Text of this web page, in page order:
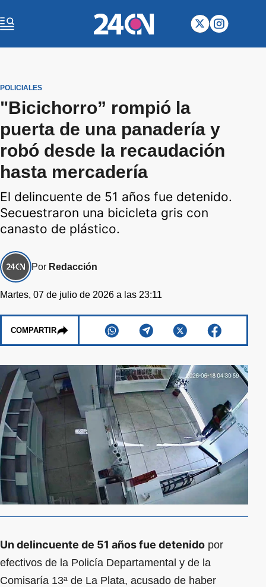
POLICIALES
"Bicichorro” rompió la
puerta de una panadería y
robó desde la recaudación
hasta mercadería
El delincuente de 51 años fue detenido.
Secuestraron una bicicleta gris con
canasto de plástico.
Por Redacción
Martes, 07 de julio de 2026 a las 23:11
COMPARTIR
Un delincuente de 51 años fue detenido por
efectivos de la Policía Departamental y de la
Comisaría 13ª de La Plata, acusado de haber